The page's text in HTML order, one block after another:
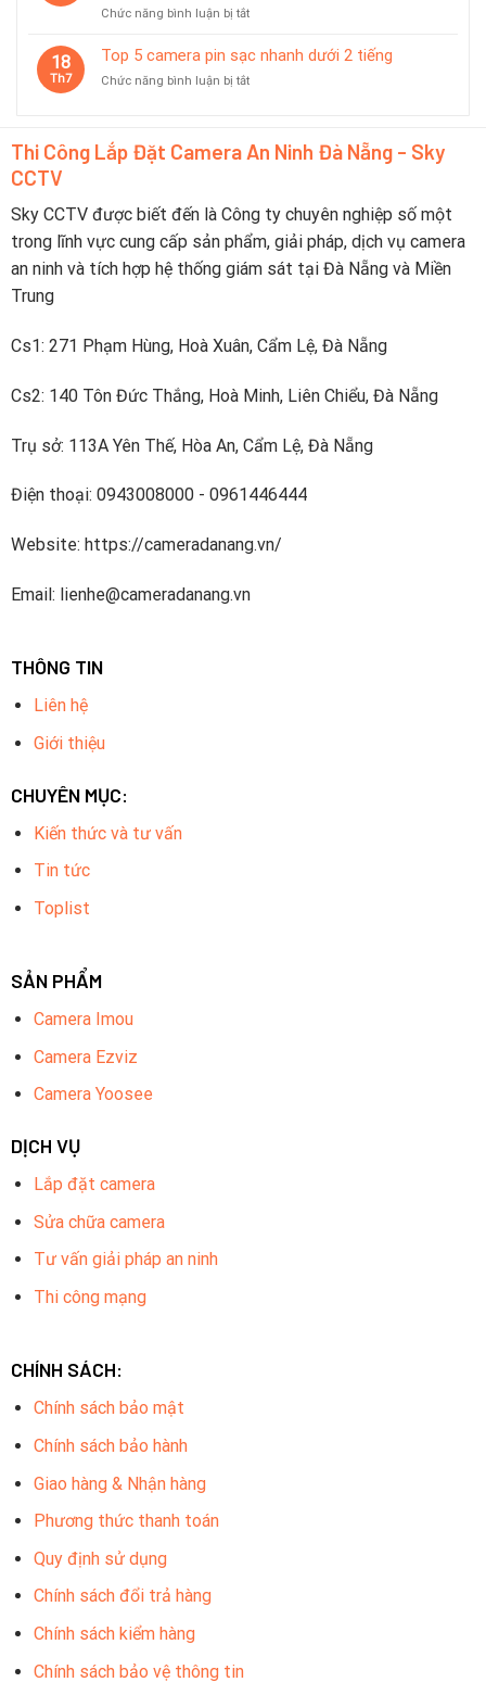
Hiệu
dây
dùng
Chức năng bình luận bị tắtở
báo
tiếp
thoại
18
Th7
Top 5 camera pin sạc nhanh dưới 2 tiếng
Chức năng bình luận bị tắtở
pin
dưới
2
tiếng
Thi Công Lắp Đặt Camera An Ninh Đà Nẵng - Sky
CCTV
Sky CCTV được biết đến là Công ty chuyên nghiệp số một
trong lĩnh vực cung cấp sản phẩm, giải pháp, dịch vụ camera
an ninh và tích hợp hệ thống giám sát tại Đà Nẵng và Miền
Trung
Cs1: 271 Phạm Hùng, Hoà Xuân, Cẩm Lệ, Đà Nẵng
Cs2: 140 Tôn Đức Thắng, Hoà Minh, Liên Chiểu, Đà Nẵng
Trụ sở: 113A Yên Thế, Hòa An, Cẩm Lệ, Đà Nẵng
Điện thoại: 0943008000 - 0961446444
Website: https://cameradanang.vn/
Email: lienhe@cameradanang.vn
THÔNG TIN
Liên hệ
Giới thiệu
CHUYÊN MỤC:
Kiến thức và tư vấn
Tin tức
Toplist
SẢN PHẨM
Camera Imou
Camera Ezviz
Camera Yoosee
DỊCH VỤ
Lắp đặt camera
Sửa chữa camera
Tư vấn giải pháp an ninh
Thi công mạng
CHÍNH SÁCH:
Chính sách bảo mật
Chính sách bảo hành
Giao hàng & Nhận hàng
Phương thức thanh toán
Quy định sử dụng
Chính sách đổi trả hàng
Chính sách kiểm hàng
Chính sách bảo vệ thông tin